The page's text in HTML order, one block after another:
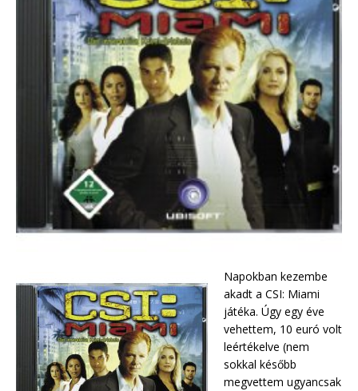
Napokban kezembe
akadt a CSI: Miami
játéka. Úgy egy éve
vehettem, 10 euró volt
leértékelve (nem
sokkal később
megvettem ugyancsak